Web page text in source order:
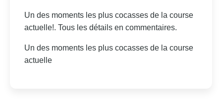
Un des moments les plus cocasses de la course
actuelle!. Tous les détails en commentaires.
Un des moments les plus cocasses de la course
actuelle